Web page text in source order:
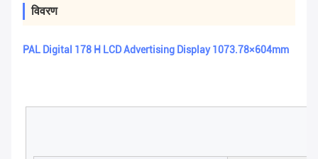
विवरण
PAL Digital 178 H LCD Advertising Display 1073.78×604mm